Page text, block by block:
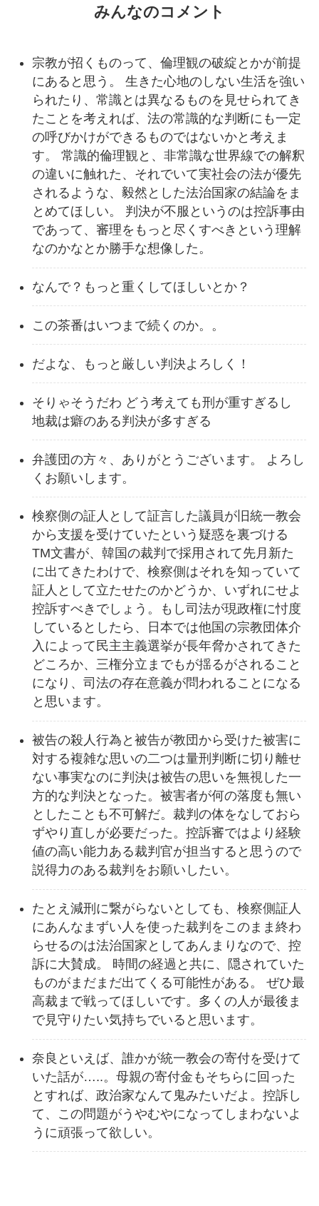
みんなのコメント
宗教が招くものって、倫理観の破綻とかが前提
にあると思う。 生きた心地のしない生活を強い
られたり、常識とは異なるものを見せられてき
たことを考えれば、法の常識的な判断にも一定
の呼びかけができるものではないかと考えま
す。 常識的倫理観と、非常識な世界線での解釈
の違いに触れた、それでいて実社会の法が優先
されるような、毅然とした法治国家の結論をま
とめてほしい。 判決が不服というのは控訴事由
であって、審理をもっと尽くすべきという理解
なのかなとか勝手な想像した。
なんで？もっと重くしてほしいとか？
この茶番はいつまで続くのか。。
だよな、もっと厳しい判決よろしく！
そりゃそうだわ どう考えても刑が重すぎるし
地裁は癖のある判決が多すぎる
弁護団の方々、ありがとうございます。 よろし
くお願いします。
検察側の証人として証言した議員が旧統一教会
から支援を受けていたという疑惑を裏づける
TM文書が、韓国の裁判で採用されて先月新た
に出てきたわけで、検察側はそれを知っていて
証人として立たせたのかどうか、いずれにせよ
控訴すべきでしょう。もし司法が現政権に忖度
しているとしたら、日本では他国の宗教団体介
入によって民主主義選挙が長年脅かされてきた
どころか、三権分立までもが揺るがされること
になり、司法の存在意義が問われることになる
と思います。
被告の殺人行為と被告が教団から受けた被害に
対する複雑な思いの二つは量刑判断に切り離せ
ない事実なのに判決は被告の思いを無視した一
方的な判決となった。被害者が何の落度も無い
としたことも不可解だ。裁判の体をなしておら
ずやり直しが必要だった。控訴審ではより経験
値の高い能力ある裁判官が担当すると思うので
説得力のある裁判をお願いしたい。
たとえ減刑に繋がらないとしても、検察側証人
にあんなまずい人を使った裁判をこのまま終わ
らせるのは法治国家としてあんまりなので、控
訴に大賛成。 時間の経過と共に、隠されていた
ものがまだまだ出てくる可能性がある。 ぜひ最
高裁まで戦ってほしいです。多くの人が最後ま
で見守りたい気持ちでいると思います。
奈良といえば、誰かが統一教会の寄付を受けて
いた話が…..。母親の寄付金もそちらに回った
とすれば、政治家なんて鬼みたいだよ。控訴し
て、この問題がうやむやになってしまわないよ
うに頑張って欲しい。